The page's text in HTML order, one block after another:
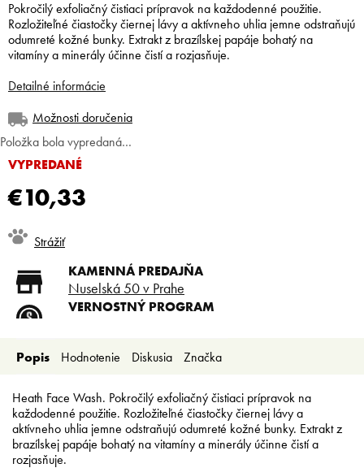
€10,33
Jednotková
cena:
VYPREDANÉ
Možnosti doručenia
Položka bola vypredaná…
Pokročilý exfoliačný čistiaci prípravok na každodenné použitie.
Rozložiteľné čiastočky čiernej lávy a aktívneho uhlia jemne odstraňujú
odumreté kožné bunky. Extrakt z brazílskej papáje bohatý na
vitamíny a minerály účinne čistí a rozjasňuje.
Detailné informácie
Strážiť
KAMENNÁ PREDAJŇA
Nuselská 50 v Prahe
VERNOSTNÝ PROGRAM
Doprava zadarmo od 80 €
Nízke ceny pre holičov a
kaderníkov
Popis Hodnotenie Diskusia Značka
Heath Face Wash. Pokročilý exfoliačný čistiaci prípravok na
každodenné použitie. Rozložiteľné čiastočky čiernej lávy a
aktívneho uhlia jemne odstraňujú odumreté kožné bunky. Extrakt z
brazílskej papáje bohatý na vitamíny a minerály účinne čistí a
rozjasňuje.